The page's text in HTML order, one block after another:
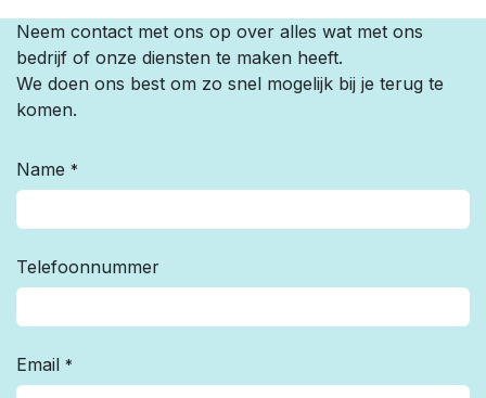
Neem contact met ons op over alles wat met ons
bedrijf of onze diensten te maken heeft.
We doen ons best om zo snel mogelijk bij je terug te
komen.
Name *
Telefoonnummer
Email *